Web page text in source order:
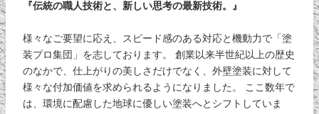
『伝統の職人技術と、新しい思考の最新技術。』
様々なご要望に応え、スピード感のある対応と機動力で「塗
装プロ集団」を志しております。 創業以来半世紀以上の歴史
のなかで、仕上がりの美しさだけでなく、外壁塗装に対して
様々な付加価値を求められるようになりました。 ここ数年で
は、環境に配慮した地球に優しい塗装へとシフトしていま